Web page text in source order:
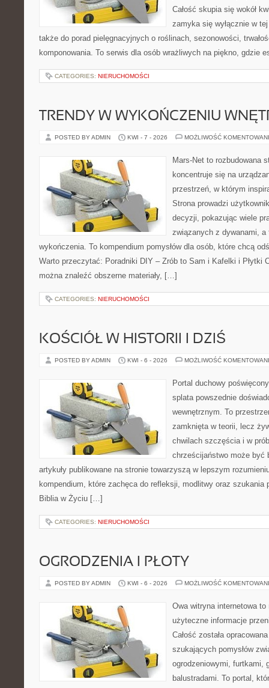
Całość skupia się wokół
zamyka się wyłącznie w
także do porad pielęgnacyjnych o roślinach, sezonowości,
komponowania. To serwis dla osób wrażliwych na piękno, gdzie
CATEGORIES: NIERUCHOMOŚCI
TRENDY W WYKOŃCZENIU
POSTED BY ADMIN KWI - 7 - 2026 MOŻLIWOŚĆ
Mars-Net to rozbudowana
koncentruje się na
przestrzeń, w którym
Strona prowadzi
decyzji, pokazując wiele
związanych z dywanami,
wykończenia. To kompendium pomysłów dla osób, które chcą
Warto przeczytać: Poradniki DIY – Zrób to Sam i Kafelki i Płytki
można znaleźć obszerne materiały, […]
CATEGORIES: NIERUCHOMOŚCI
KOŚCIÓŁ W HISTORII I DZIŚ
POSTED BY ADMIN KWI - 6 - 2026 MOŻLIWOŚĆ
Portal duchowy
splata powszednie
wewnętrznym. To
zamknięta w teorii, lecz
chwilach szczęścia i w
chrześcijaństwo może być
artykuły publikowane na stronie towarzyszą w lepszym
kompendium, które zachęca do refleksji, modlitwy oraz szukania
Biblia w Życiu […]
CATEGORIES: NIERUCHOMOŚCI
OGRODZENIA I PŁOTY
POSTED BY ADMIN KWI - 6 - 2026 MOŻLIWOŚĆ
Owa witryna internetowa
użyteczne informacje
Całość została
szukających pomysłów
ogrodzeniowymi, furtkami,
balustradami. To portal,